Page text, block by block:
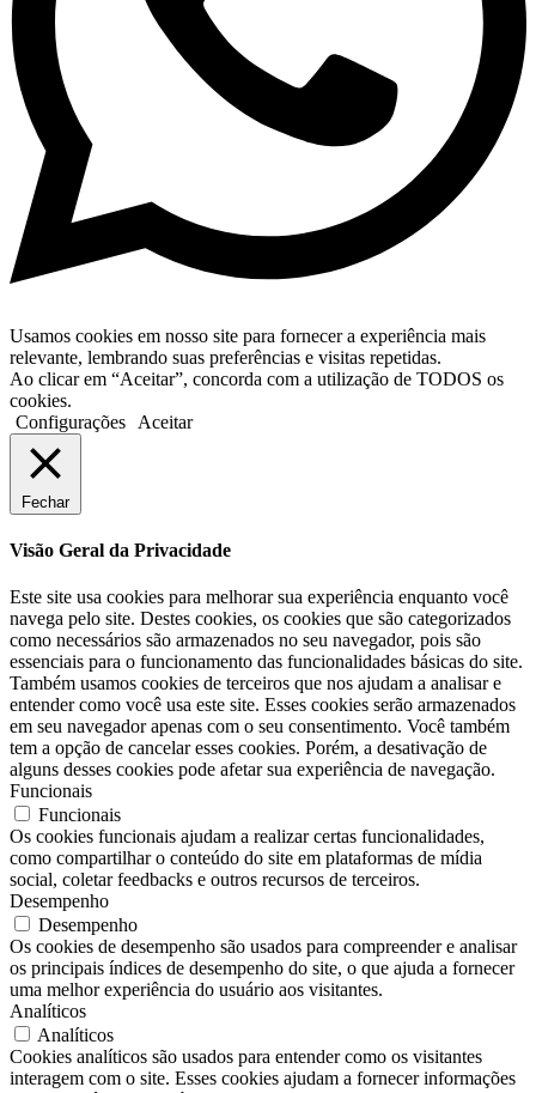
Usamos cookies em nosso site para fornecer a experiência mais
relevante, lembrando suas preferências e visitas repetidas.
Ao clicar em “Aceitar”, concorda com a utilização de TODOS os
cookies.
Configurações
Aceitar
Fechar
Visão Geral da Privacidade
Este site usa cookies para melhorar sua experiência enquanto você
navega pelo site. Destes cookies, os cookies que são categorizados
como necessários são armazenados no seu navegador, pois são
essenciais para o funcionamento das funcionalidades básicas do site.
Também usamos cookies de terceiros que nos ajudam a analisar e
entender como você usa este site. Esses cookies serão armazenados
em seu navegador apenas com o seu consentimento. Você também
tem a opção de cancelar esses cookies. Porém, a desativação de
alguns desses cookies pode afetar sua experiência de navegação.
Funcionais
Funcionais
Os cookies funcionais ajudam a realizar certas funcionalidades,
como compartilhar o conteúdo do site em plataformas de mídia
social, coletar feedbacks e outros recursos de terceiros.
Desempenho
Desempenho
Os cookies de desempenho são usados ​​para compreender e analisar
os principais índices de desempenho do site, o que ajuda a fornecer
uma melhor experiência do usuário aos visitantes.
Analíticos
Analíticos
Cookies analíticos são usados ​​para entender como os visitantes
interagem com o site. Esses cookies ajudam a fornecer informações